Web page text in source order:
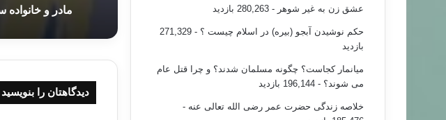
دیدگاهتان را بنویسید
عشق زن به غیر شوهر - 280,263 بازدید
حکم نوشیدن آبجو (بیره) در اسلام چیست ؟
- 271,329
بازدید
میانمار کجاست؟ چگونه مسلمان شدند؟ و چرا قتل عام
می شوند؟ - 196,144 بازدید
خلاصه زندگی حضرت عمر رضی الله تعالی عنه -